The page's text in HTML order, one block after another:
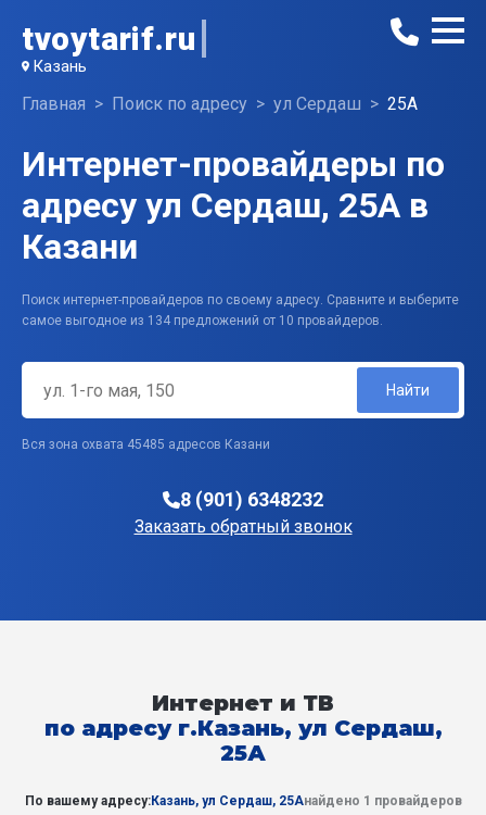
tvoytarif.ru
Казань
Главная Поиск по адресу ул Сердаш 25А
Интернет-провайдеры по
адресу ул Сердаш, 25А в
Казани
Поиск интернет-провайдеров по своему адресу. Сравните и выберите
самое выгодное из 134 предложений от 10 провайдеров.
Найти
Вся зона охвата 45485 адресов Казани
8 (901) 6348232
Заказать обратный звонок
Интернет и ТВ
по адресу г.Казань, ул Сердаш,
25А
По вашему адресу:Казань, ул Сердаш, 25Анайдено 1 провайдеров